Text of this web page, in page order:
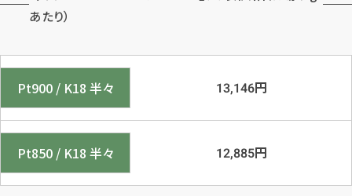
あたり）
Pt900 / K18 半々 13,146円
Pt850 / K18 半々 12,885円